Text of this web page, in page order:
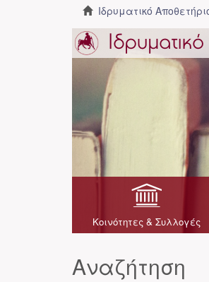
Ιδρυματικό
Κοινότητες & Συλλογές
Αναζήτηση